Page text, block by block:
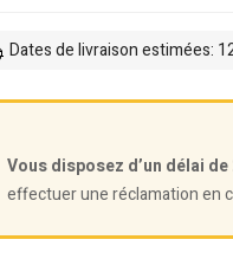
Dates de livraison estimées:
Vous disposez d’un délai
effectuer une réclamation en